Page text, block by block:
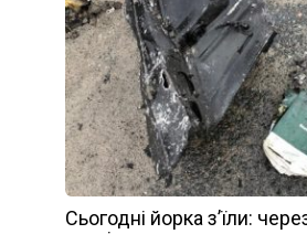
Сьогодні йорка з’їли: